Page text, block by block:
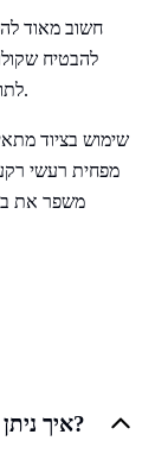
חשוב מאוד
להבטיח
לתוכנות להמרת דיבור לטקסט לעבוד בצורה מדויקת.
שימוש בציוד
משפר את
איך ניתן להימנע מרעשי רקע בהקלטות אודיו?